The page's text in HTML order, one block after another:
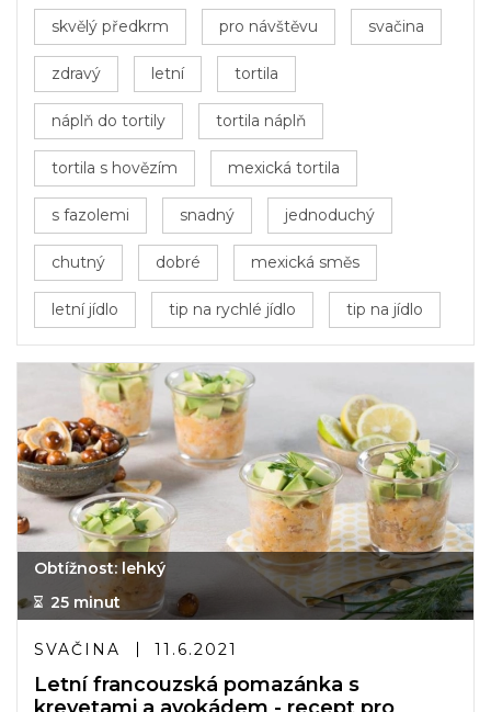
skvělý předkrm pro návštěvu svačina
zdravý letní tortila
náplň do tortily tortila náplň
tortila s hovězím mexická tortila
s fazolemi snadný jednoduchý
chutný dobré mexická směs
letní jídlo tip na rychlé jídlo tip na jídlo
Obtížnost: lehký
25 minut
SVAČINA 11.6.2021
Letní francouzská pomazánka s